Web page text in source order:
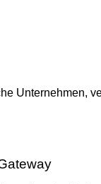
Unternehmen,